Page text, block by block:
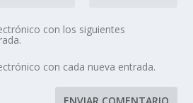
con los siguientes
con cada nueva entrada.